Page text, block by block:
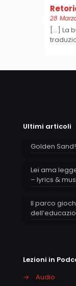
28
[…] La
Ultimi articoli
Golden
Lei ama
– lyrics &
Il parco
Lezioni in
→
Audio